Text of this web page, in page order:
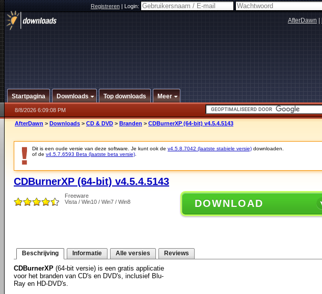
Registreren|Login:
AfterDawn
Startpagina Downloads Top downloads Meer
8/8/2026 6:09:08 PM
AfterDawn > Downloads > CD & DVD > Branden > CDBurnerXP (64-bit) v4.5.4.5143
Dit is een oude versie van deze software. Je kunt ook de v4.5.8.7042 (laatste stabiele versie) downloaden.
of de v4.5.7.6593 Beta (laatste beta versie)
CDBurnerXP (64-bit) v4.5.4.5143
Freeware
Vista / Win10 / Win7 / Win8
DOWNLOAD
Beschrijving Informatie Alle versies Reviews
CDBurnerXP (64-bit versie) is een gratis applicatie
voor het branden van CD's en DVD's, inclusief Blu-
Ray en HD-DVD's.